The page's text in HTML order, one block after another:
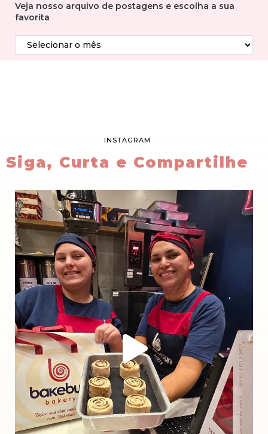
Veja nosso arquivo de postagens e escolha a sua
favorita
INSTAGRAM
Siga, Curta e Compartilhe